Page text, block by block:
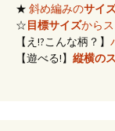
★ 斜め編みのサイ
☆目標サイズから
【え!?こんな柄？】
【遊べる!】 縦横の